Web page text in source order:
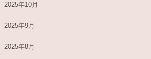
2025年10月
2025年9月
2025年8月